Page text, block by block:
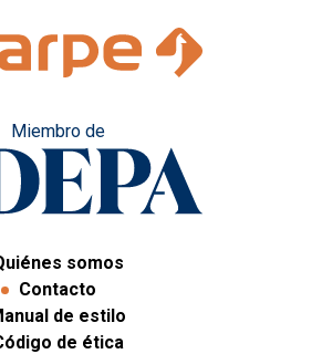
Miembro de
somos
Contacto
de estilo
de ética